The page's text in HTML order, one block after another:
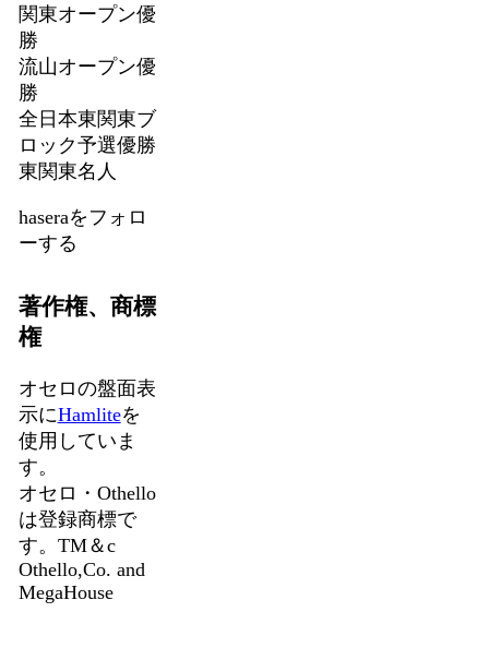
関東オープン優
勝
流山オープン優
勝
全日本東関東ブ
ロック予選優勝
東関東名人
haseraをフォロ
ーする
著作権、商標
権
オセロの盤面表
示にHamliteを
使用していま
す。
オセロ・Othello
は登録商標で
す。TM＆c
Othello,Co. and
MegaHouse